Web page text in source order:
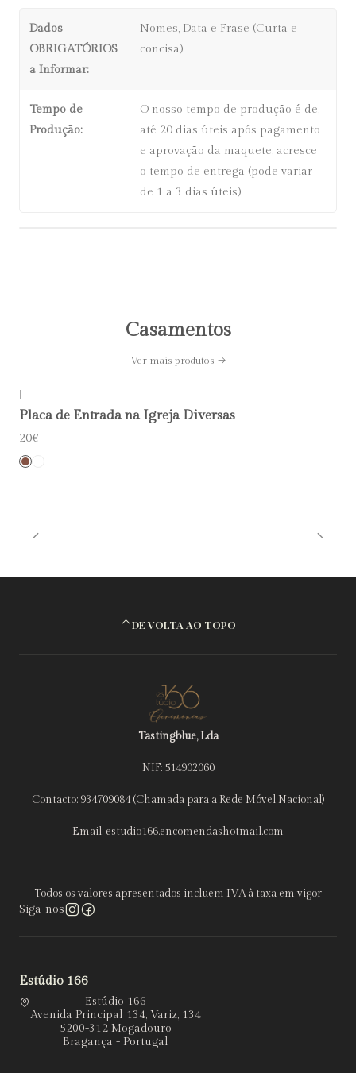
Dados
OBRIGATÓRIOS
a Informar:
Nomes, Data e Frase (Curta e
concisa)
Tempo de
Produção:
O nosso tempo de produção é de,
até 20 dias úteis após pagamento
e aprovação da maquete, acresce
o tempo de entrega (pode variar
de 1 a 3 dias úteis)
Casamentos
Ver mais produtos
Placa de Entrada na Igreja Diversas
20€
DE VOLTA AO TOPO
Tastingblue, Lda
NIF: 514902060
Contacto: 934709084 (Chamada para a Rede Móvel Nacional)
Email: estudio166.encomendashotmail.com
Todos os valores apresentados incluem IVA à taxa em vigor
Siga-nos
Estúdio 166
Estúdio 166
Avenida Principal 134, Variz, 134
5200-312 Mogadouro
Bragança - Portugal